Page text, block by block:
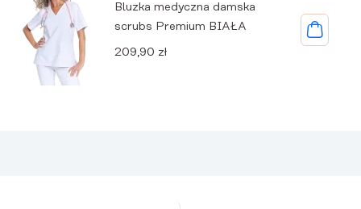
Bluzka medyczna damska
scrubs Premium BIAŁA
209,90 zł